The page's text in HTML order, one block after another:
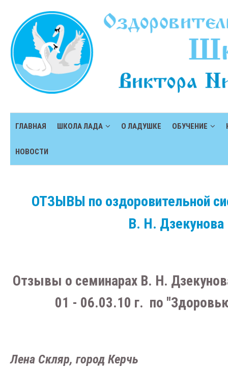
ГЛАВНАЯ ШКОЛА ЛАДА О ЛАДУШКЕ ОБУЧЕНИЕ
НОВОСТИ
ОТЗЫВЫ по оздоровительной
В. Н. Дзекунова
Отзывы о семинарах В. Н.
01 - 06.03.10 г. по
Лена Скляр, город Керчь